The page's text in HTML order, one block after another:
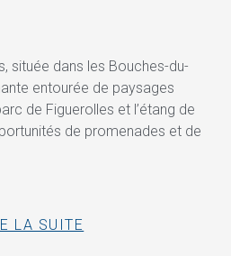
située dans les Bouches-du-
entourée de paysages
de Figuerolles et l’étang de
de promenades et de
LA SUITE